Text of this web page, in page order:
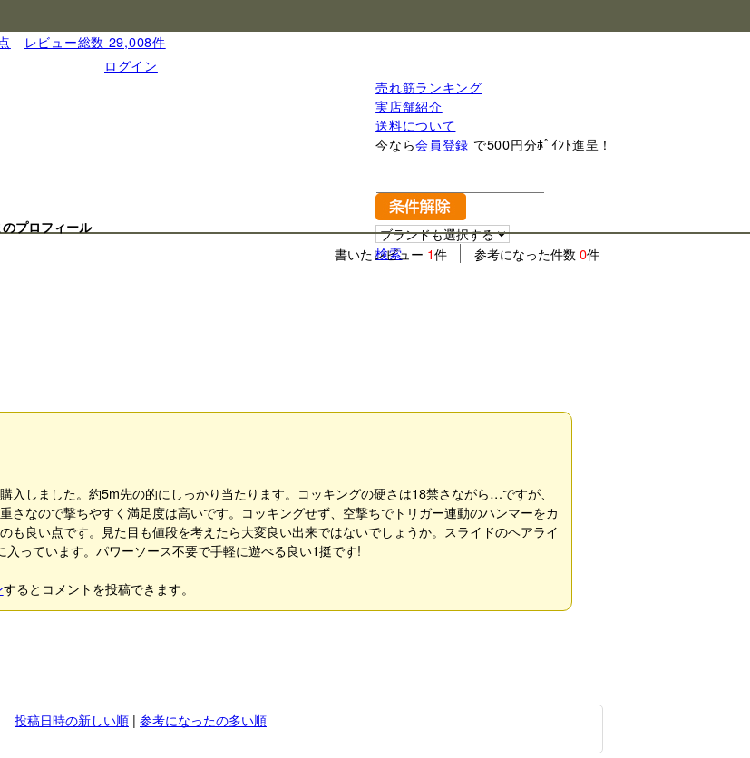
レビュー総数 29,008件
ログイン
売れ筋ランキング
実店舗紹介
送料について
今なら会員登録 で500円分ﾎﾟｲﾝﾄ進呈！
検索
プロフィール
書いたレビュー 1件 参考になった件数 0件
入しました。約5m先の的にしっかり当たります。コッキングの硬さは18禁さながら…ですが、
さなので撃ちやすく満足度は高いです。コッキングせず、空撃ちでトリガー連動のハンマーをカ
も良い点です。見た目も値段を考えたら大変良い出来ではないでしょうか。スライドのヘアライ
入っています。パワーソース不要で手軽に遊べる良い1挺です!
するとコメントを投稿できます。
投稿日時の新しい順 | 参考になったの多い順